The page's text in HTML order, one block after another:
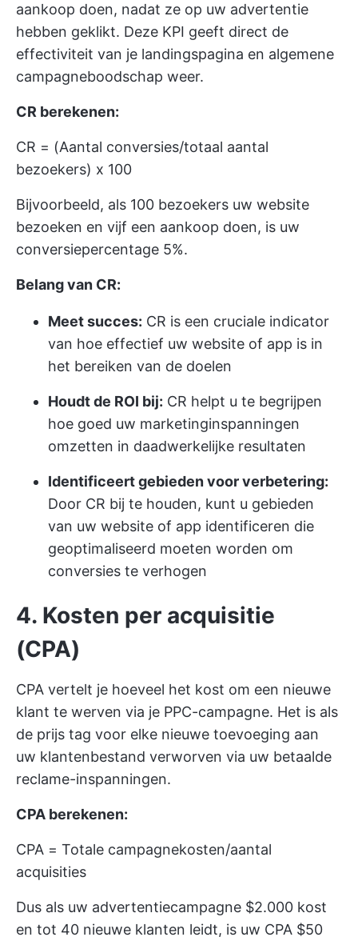
aankoop doen, nadat ze op uw advertentie
hebben geklikt. Deze KPI geeft direct de
effectiviteit van je landingspagina en algemene
campagneboodschap weer.
CR berekenen:
CR = (Aantal conversies/totaal aantal
bezoekers) x 100
Bijvoorbeeld, als 100 bezoekers uw website
bezoeken en vijf een aankoop doen, is uw
conversiepercentage 5%.
Belang van CR:
Meet succes: CR is een cruciale indicator
van hoe effectief uw website of app is in
het bereiken van de doelen
Houdt de ROI bij: CR helpt u te begrijpen
hoe goed uw marketinginspanningen
omzetten in daadwerkelijke resultaten
Identificeert gebieden voor verbetering:
Door CR bij te houden, kunt u gebieden
van uw website of app identificeren die
geoptimaliseerd moeten worden om
conversies te verhogen
4. Kosten per acquisitie
(CPA)
CPA vertelt je hoeveel het kost om een nieuwe
klant te werven via je PPC-campagne. Het is als
de prijs tag voor elke nieuwe toevoeging aan
uw klantenbestand verworven via uw betaalde
reclame-inspanningen.
CPA berekenen:
CPA = Totale campagnekosten/aantal
acquisities
Dus als uw advertentiecampagne $2.000 kost
en tot 40 nieuwe klanten leidt, is uw CPA $50